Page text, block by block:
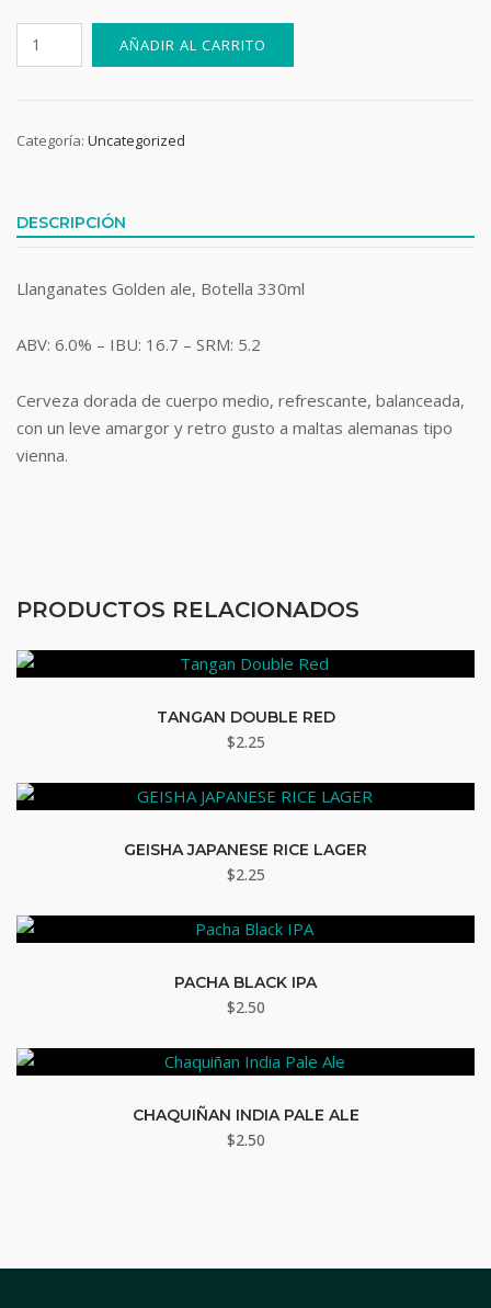
Llanganates
Golden
AÑADIR AL CARRITO
Categoría: Uncategorized
DESCRIPCIÓN
Llanganates Golden ale, Botella 330ml
ABV: 6.0% – IBU: 16.7 – SRM: 5.2
Cerveza dorada de cuerpo medio, refrescante, balanceada,
con un leve amargor y retro gusto a maltas alemanas tipo
vienna.
PRODUCTOS RELACIONADOS
TANGAN DOUBLE RED
$2.25
GEISHA JAPANESE RICE LAGER
$2.25
PACHA BLACK IPA
$2.50
CHAQUIÑAN INDIA PALE ALE
$2.50